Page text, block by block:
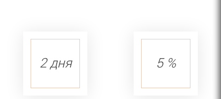
2 дня 5 %